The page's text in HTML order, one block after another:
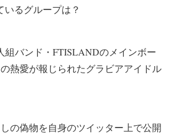
るグループは？
組バンド・FTISLANDのメインボー
熱愛が報じられたグラビアアイドル
の偽物を自身のツイッター上で公開